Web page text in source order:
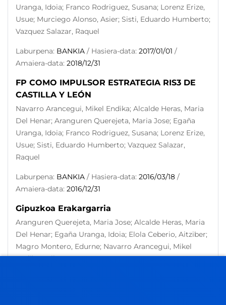
Uranga, Idoia; Franco Rodriguez, Susana; Lorenz Erize,
Usue; Murciego Alonso, Asier; Sisti, Eduardo Humberto;
Vazquez Salazar, Raquel
Laburpena: BANKIA / Hasiera-data: 2017/01/01 /
Amaiera-data: 2018/12/31
FP COMO IMPULSOR ESTRATEGIA RIS3 DE
CASTILLA Y LEÓN
Navarro Arancegui, Mikel Endika; Alcalde Heras, Maria
Del Henar; Aranguren Querejeta, Maria Jose; Egaña
Uranga, Idoia; Franco Rodriguez, Susana; Lorenz Erize,
Usue; Sisti, Eduardo Humberto; Vazquez Salazar,
Raquel
Laburpena: BANKIA / Hasiera-data: 2016/03/18 /
Amaiera-data: 2016/12/31
Gipuzkoa Erakargarria
Aranguren Querejeta, Maria Jose; Alcalde Heras, Maria
Del Henar; Egaña Uranga, Idoia; Elola Ceberio, Aitziber;
Magro Montero, Edurne; Navarro Arancegui, Mikel
Endika; Wilson, James